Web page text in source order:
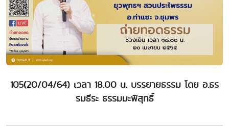
105(20/04/64) เวลา 18.00 น. บรรยายธรรม โดย อ.ธร
รมธีระ ธรรมมะพิสุทธิ์